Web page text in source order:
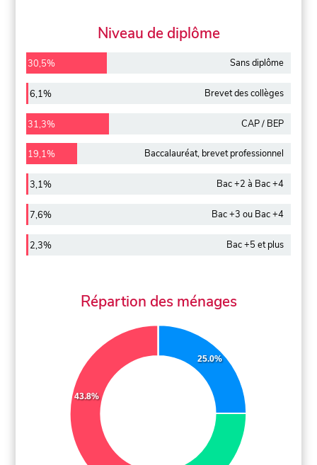
Niveau de diplôme
30,5% Sans diplôme
6,1% Brevet des collèges
31,3% CAP / BEP
19,1% Baccalauréat, brevet professionnel
3,1% Bac +2 à Bac +4
7,6% Bac +3 ou Bac +4
2,3% Bac +5 et plus
Répartion des ménages
25.0%
43.8%